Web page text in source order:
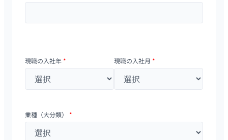
現職の入社年 * 現職の入社月 *
業種（大分類） *